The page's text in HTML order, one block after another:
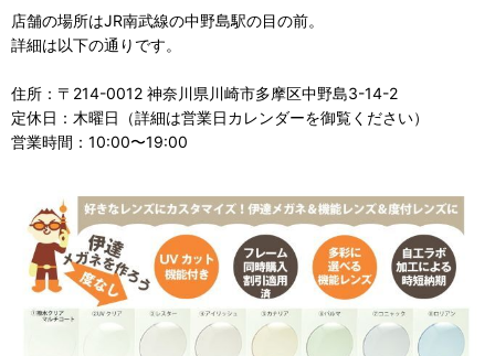
店舗の場所はJR南武線の中野島駅の目の前。
詳細は以下の通りです。
住所：〒214-0012 神奈川県川崎市多摩区中野島3-14-2
定休日：木曜日（詳細は営業日カレンダーを御覧ください）
営業時間：10:00〜19:00